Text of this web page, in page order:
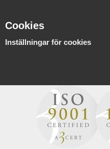
Cookies
Inställningar för cookies